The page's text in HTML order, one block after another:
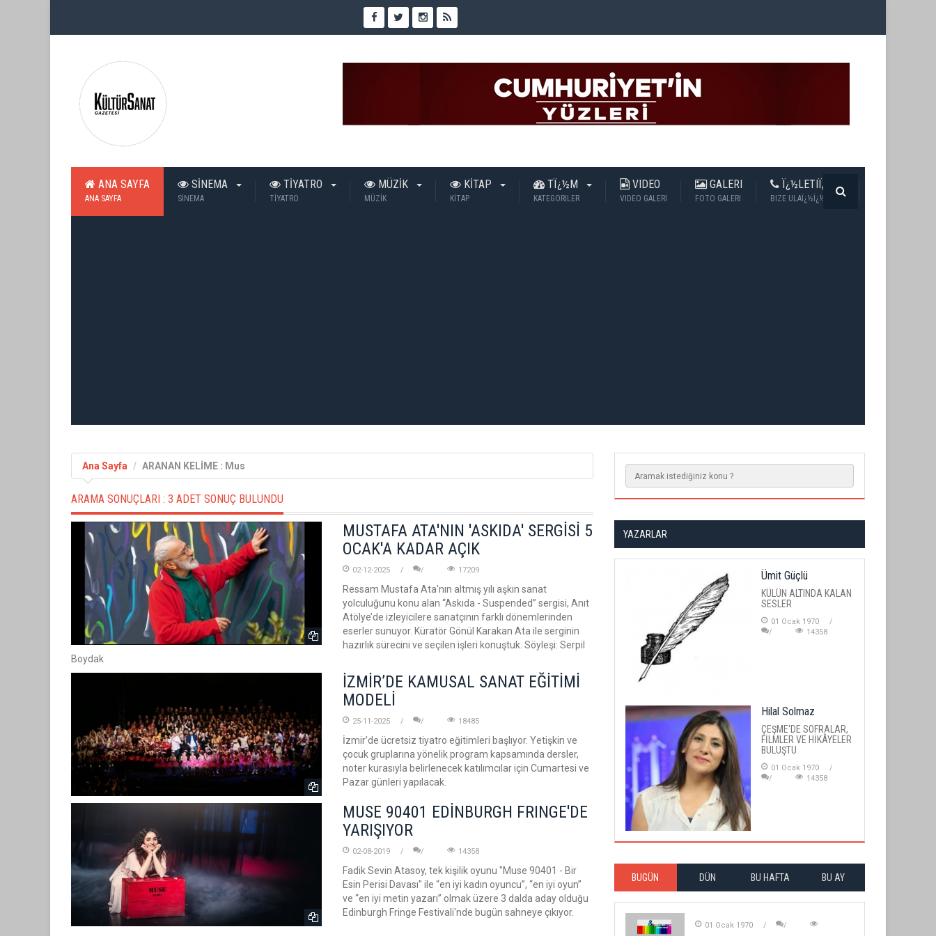
ANA SAYFA
ANA SAYFA
SİNEMA
SİNEMA
TİYATRO
TİYATRO
MÜZİK
MÜZİK
KİTAP
KİTAP
TÏ¿½M
KATEGORILER
VIDEO
VIDEO GALERI
GALERI
FOTO GALERI
Ï¿½LETIÏ¿½IM
BIZE ULAÏ¿½Ï¿½N
Ana Sayfa ARANAN KELİME : Mus
ARAMA SONUÇLARI : 3 ADET SONUÇ BULUNDU
MUSTAFA ATA'NIN 'ASKIDA' SERGİSİ 5
OCAK'A KADAR AÇIK
02-12-2025 17209
Ressam Mustafa Ata'nın altmış yılı aşkın sanat
yolculuğunu konu alan “Askıda - Suspended” sergisi, Anıt
Atölye’de izleyicilere sanatçının farklı dönemlerinden
eserler sunuyor. Küratör Gönül Karakan Ata ile serginin
hazırlık sürecini ve seçilen işleri konuştuk. Söyleşi: Serpil
Boydak
İZMİR’DE KAMUSAL SANAT EĞİTİMİ
MODELİ
25-11-2025 18485
İzmir’de ücretsiz tiyatro eğitimleri başlıyor. Yetişkin ve
çocuk gruplarına yönelik program kapsamında dersler,
noter kurasıyla belirlenecek katılımcılar için Cumartesi ve
Pazar günleri yapılacak.
MUSE 90401 EDİNBURGH FRINGE'DE
YARIŞIYOR
02-08-2019 14358
Fadik Sevin Atasoy, tek kişilik oyunu "Muse 90401 - Bir
Esin Perisi Davası" ile “en iyi kadın oyuncu”, “en iyi oyun”
ve “en iyi metin yazarı” olmak üzere 3 dalda aday olduğu
Edinburgh Fringe Festivali'nde bugün sahneye çıkıyor.
YAZARLAR
Ümit Güçlü
KÜLÜN ALTINDA KALAN
SESLER
01 Ocak 1970
14358
Hilal Solmaz
ÇEŞME'DE SOFRALAR,
FİLMLER VE HİKÂYELER
BULUŞTU
01 Ocak 1970
14358
BUGÜN DÜN BU HAFTA BU AY
01 Ocak 1970